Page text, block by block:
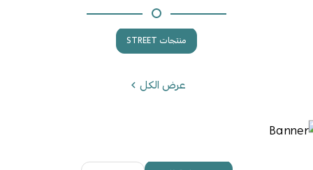
منتجات STREET
عرض الكل